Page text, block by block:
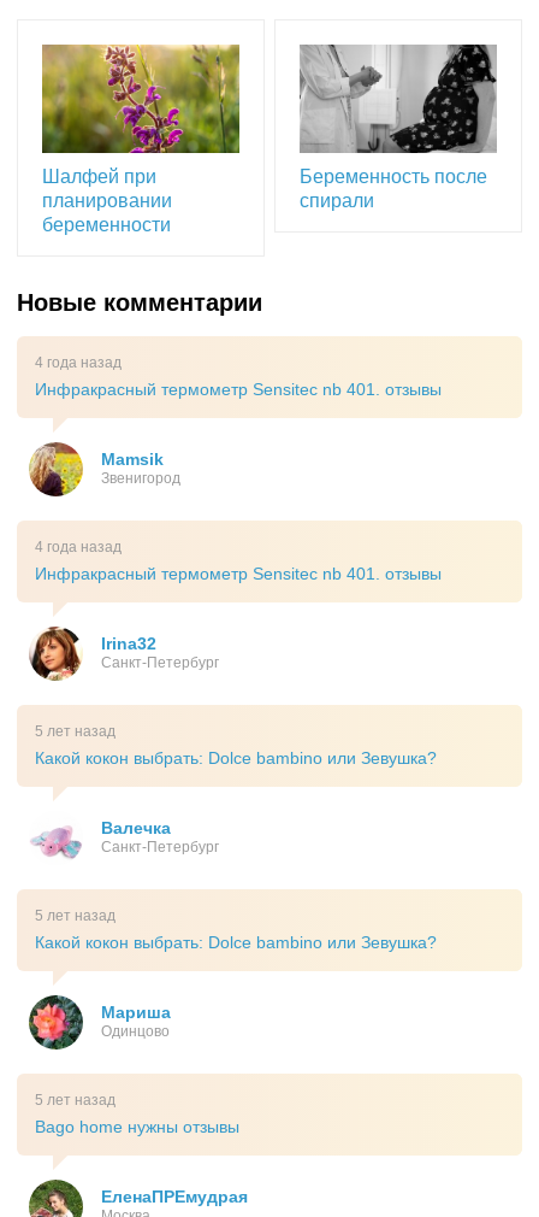
Шалфей при
планировании
беременности
Беременность после
спирали
Новые комментарии
4 года назад
Инфракрасный термометр Sensitec nb 401. отзывы
Mamsik
Звенигород
4 года назад
Инфракрасный термометр Sensitec nb 401. отзывы
Irina32
Санкт-Петербург
5 лет назад
Какой кокон выбрать: Dolce bambino или Зевушка?
Валечка
Санкт-Петербург
5 лет назад
Какой кокон выбрать: Dolce bambino или Зевушка?
Мариша
Одинцово
5 лет назад
Bago home нужны отзывы
ЕленаПРЕмудрая